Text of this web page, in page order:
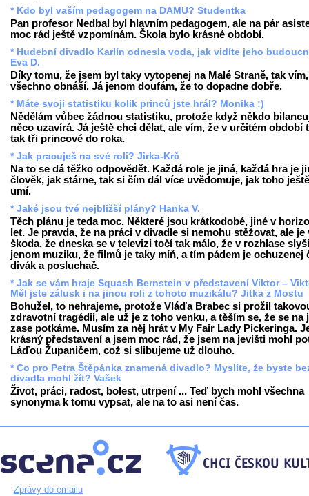
* Kdo byl vaším pedagogem na DAMU? Studentka
Pan profesor Nedbal byl hlavním pedagogem, ale na pár
moc rád ještě vzpomínám. Škola bylo krásné období.
* Hudební divadlo Karlín odnesla voda, jak vidíte jeho
Eva D.
Díky tomu, že jsem byl taky vytopenej na Malé Straně, tak
všechno obnáší. Já jenom doufám, že to dopadne dobře.
* Máte svoji statistiku kolik princů jste hrál? Monika :)
Nědělám vůbec žádnou statistiku, protože když někdo
něco uzavírá. Já ještě chci dělat, ale vím, že v určitém období
tak tři princové do roka.
* Jak pracuješ na své roli? Jirka-Krč
Na to se dá těžko odpovědět. Každá role je jiná, každá hra je
člověk, jak stárne, tak si čím dál více uvědomuje, jak toho
umí.
* Jaké jsou tvé nejbližší plány? Hanka V.
Těch plánu je teda moc. Některé jsou krátkodobé, jiné v
let. Je pravda, že na práci v divadle si nemohu stěžovat, ale je
škoda, že dneska se v televizi točí tak málo, že v rozhlase
jenom muziku, že filmů je taky míň, a tím pádem je ochuzenej
divák a posluchač.
* Jak se vám hraje Squash Bernstein v představení Viktor –
Měl jste zálusk i na jinou roli z tohoto muzikálu? Jitka z Mostu
Bohužel, to nehrajeme, protože Vláďa Brabec si prožil
zdravotní tragédii, ale už je z toho venku, a těším se, že se na
zase potkáme. Musím za něj hrát v My Fair Lady Pickeringa.
krásný představení a jsem moc rád, že jsem na jevišti mohl
Láďou Županičem, což si slibujeme už dlouho.
* Co pro Petra Štěpánka znamená divadlo? Myslíte, že byste
divadla mohl žít? Vašek
Život, práci, radost, bolest, utrpení ... Teď bych mohl všechna
synonyma k tomu vypsat, ale na to asi není čas.
Zprávy do emailu